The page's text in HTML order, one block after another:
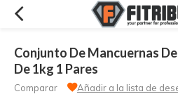
Conjunto De Mancuernas
De 1kg 1 Pares
Comparar Añadir a la lista de